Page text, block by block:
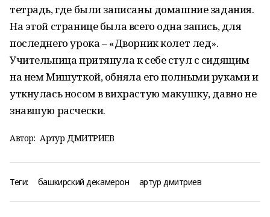
тетрадь, где были записаны домашние задания.
На этой странице была всего одна запись, для
последнего урока – «Дворник колет лед».
Учительница притянула к себе стул с сидящим
на нем Мишуткой, обняла его полными руками и
уткнулась носом в вихрастую макушку, давно не
знавшую расчески.
Автор: Артур ДМИТРИЕВ
Теги: башкирский декамерон артур дмитриев